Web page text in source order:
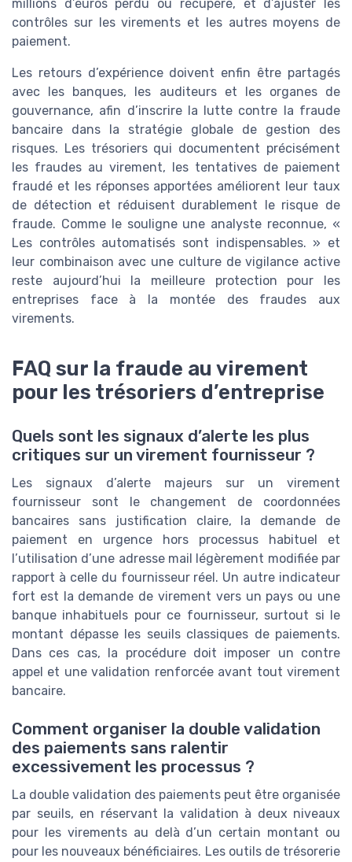
millions d’euros perdu ou récupéré, et d’ajuster les
contrôles sur les virements et les autres moyens de
paiement.
Les retours d’expérience doivent enfin être partagés
avec les banques, les auditeurs et les organes de
gouvernance, afin d’inscrire la lutte contre la fraude
bancaire dans la stratégie globale de gestion des
risques. Les trésoriers qui documentent précisément
les fraudes au virement, les tentatives de paiement
fraudé et les réponses apportées améliorent leur taux
de détection et réduisent durablement le risque de
fraude. Comme le souligne une analyste reconnue, «
Les contrôles automatisés sont indispensables. » et
leur combinaison avec une culture de vigilance active
reste aujourd’hui la meilleure protection pour les
entreprises face à la montée des fraudes aux
virements.
FAQ sur la fraude au virement
pour les trésoriers d’entreprise
Quels sont les signaux d’alerte les plus
critiques sur un virement fournisseur ?
Les signaux d’alerte majeurs sur un virement
fournisseur sont le changement de coordonnées
bancaires sans justification claire, la demande de
paiement en urgence hors processus habituel et
l’utilisation d’une adresse mail légèrement modifiée par
rapport à celle du fournisseur réel. Un autre indicateur
fort est la demande de virement vers un pays ou une
banque inhabituels pour ce fournisseur, surtout si le
montant dépasse les seuils classiques de paiements.
Dans ces cas, la procédure doit imposer un contre
appel et une validation renforcée avant tout virement
bancaire.
Comment organiser la double validation
des paiements sans ralentir
excessivement les processus ?
La double validation des paiements peut être organisée
par seuils, en réservant la validation à deux niveaux
pour les virements au delà d’un certain montant ou
pour les nouveaux bénéficiaires. Les outils de trésorerie